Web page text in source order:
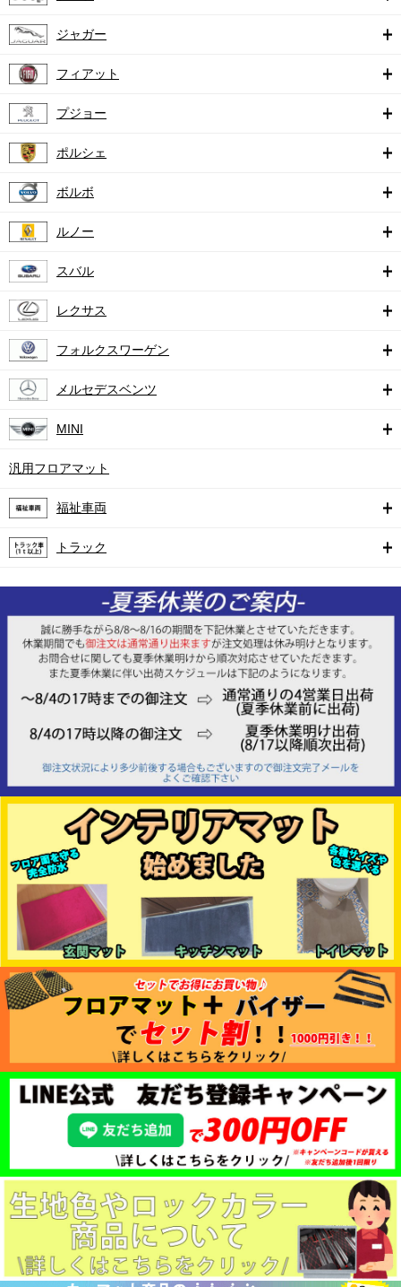
ジャガー
フィアット
プジョー
ポルシェ
ボルボ
ルノー
スバル
レクサス
フォルクスワーゲン
メルセデスベンツ
MINI
汎用フロアマット
福祉車両
トラック